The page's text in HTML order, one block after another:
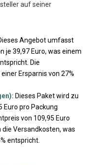
auf seiner
Angebot umfasst
je 39,97 Euro, was einem
Die
Ersparnis von 27%
Dieses Paket wird zu
Euro pro Packung
von 109,95 Euro
Versandkosten, was
entspricht.